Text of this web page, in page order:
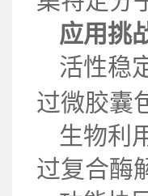
应用挑
活性稳
过微胶囊
生物利
过复合酶